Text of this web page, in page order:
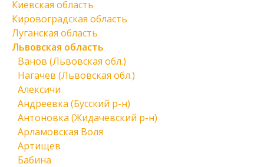
Киевская область
Кировоградская область
Луганская область
Львовская область
Ванов (Львовская обл.)
Нагачев (Львовская обл.)
Алексичи
Андреевка (Бусский р-н)
Антоновка (Жидачевский р-н)
Арламовская Воля
Артищев
Бабина